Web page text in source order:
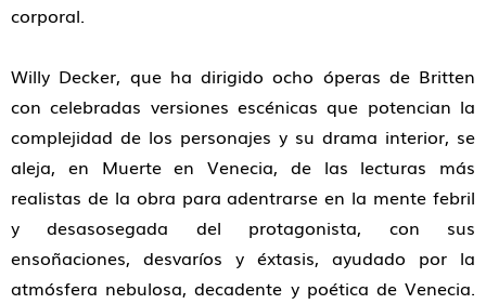
corporal.
Willy Decker, que ha dirigido ocho óperas de Britten
con celebradas versiones escénicas que potencian la
complejidad de los personajes y su drama interior, se
aleja, en Muerte en Venecia, de las lecturas más
realistas de la obra para adentrarse en la mente febril
y desasosegada del protagonista, con sus
ensoñaciones, desvaríos y éxtasis, ayudado por la
atmósfera nebulosa, decadente y poética de Venecia.